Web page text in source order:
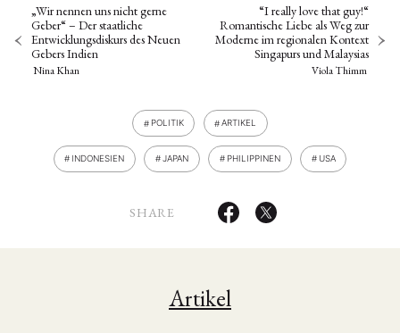
„Wir nennen uns nicht gerne
Geber“ – Der staatliche
Entwicklungsdiskurs des Neuen
Gebers Indien
Nina Khan
“I really love that guy!“
Romantische Liebe als Weg zur
Moderne im regionalen Kontext
Singapurs und Malaysias
Viola Thimm
POLITIK ARTIKEL
INDONESIEN JAPAN PHILIPPINEN USA
SHARE
Artikel